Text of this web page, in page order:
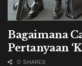
Bagaimana
Pertanyaan
0 SHARES